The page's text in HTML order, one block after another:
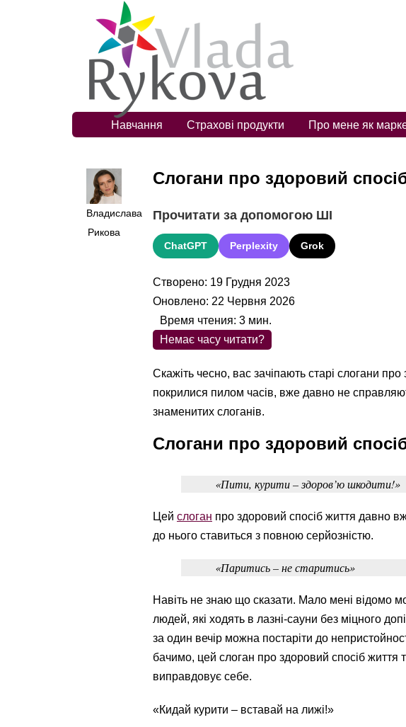
Навчання Страхові продукти Про мене як
Владислава
Рикова
Слогани про здоровий
Прочитати за допомогою ШІ
ChatGPT Perplexity Grok
Створено: 19 Грудня 2023
Оновлено: 22 Червня 2026
Немає часу читати?
Время чтения: 3 мин.
Скажіть чесно, вас зачіпають старі слогани
покрилися пилом часів, вже давно не
знаменитих слоганів.
Слогани про здоровий
«Пити, курити – здоров’ю шкодити!»
Цей слоган про здоровий спосіб життя давно
до нього ставиться з повною серйозністю.
«Паритись – не старитись»
Навіть не знаю що сказати. Мало мені відомо
людей, які ходять в лазні-сауни без міцного
за один вечір можна постаріти до
бачимо, цей слоган про здоровий спосіб життя
виправдовує себе.
«Кидай курити – вставай на лижі!»